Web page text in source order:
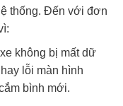
thống. Đến với đơn
không bị mất dữ
lỗi màn hình
bình mới.